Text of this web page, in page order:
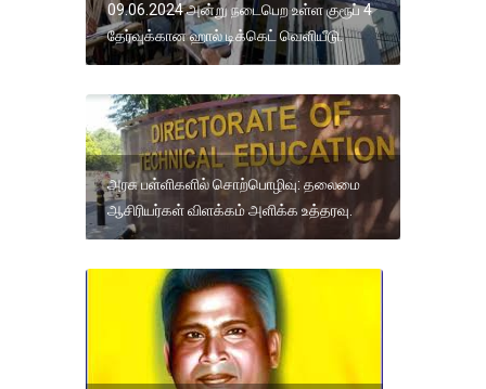
09.06.2024 அன்று நடைபெற உள்ள குரூப் 4
தேர்வுக்கான ஹால் டிக்கெட் வெளியீடு.
அரசு பள்ளிகளில் சொற்பொழிவு: தலைமை
ஆசிரியர்கள் விளக்கம் அளிக்க உத்தரவு.